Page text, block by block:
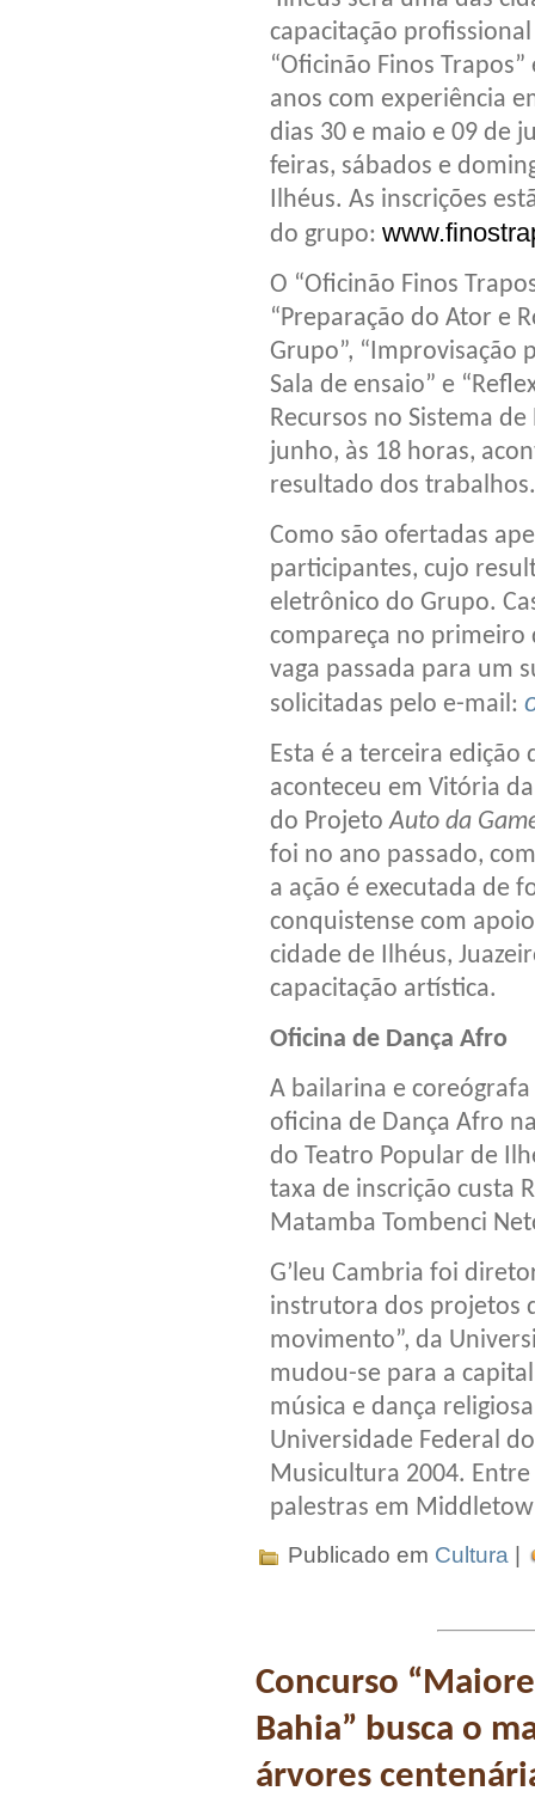
capacitação
“Oficinão Finos
anos com experiência
dias 30 e maio e 09 de
feiras, sábados e
Ilhéus. As inscrições
do grupo:
O “Oficinão Finos
“Preparação do Ator e
Grupo”, “Improvisação
Sala de ensaio” e
Recursos no Sistema
junho, às 18 horas,
resultado dos trabalhos.
Como são ofertadas
participantes, cujo
eletrônico do Grupo.
compareça no primeiro
vaga passada para um
solicitadas pelo e-mail:
Esta é a terceira
aconteceu em Vitória
do ProjetoAuto da
foi no ano passado,
a ação é executada de
conquistense com
cidade de Ilhéus,
capacitação artística.
Oficina de Dança Afro
A bailarina e
oficina de Dança Afro
do Teatro Popular de
taxa de inscrição custa
Matamba Tombenci
G’leu Cambria foi
instrutora dos projetos
movimento”, da
mudou-se para a
música e dança
Universidade Federal
Musicultura 2004.
palestras em
Publicado em Cultura |
Concurso
Bahia” busca o
árvores